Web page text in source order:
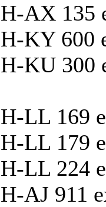
H-AX 135
H-KY 600
H-KU 300
H-LL 169
H-LL 179
H-LL 224
H-AJ 911